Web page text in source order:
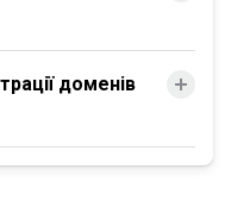
доменів